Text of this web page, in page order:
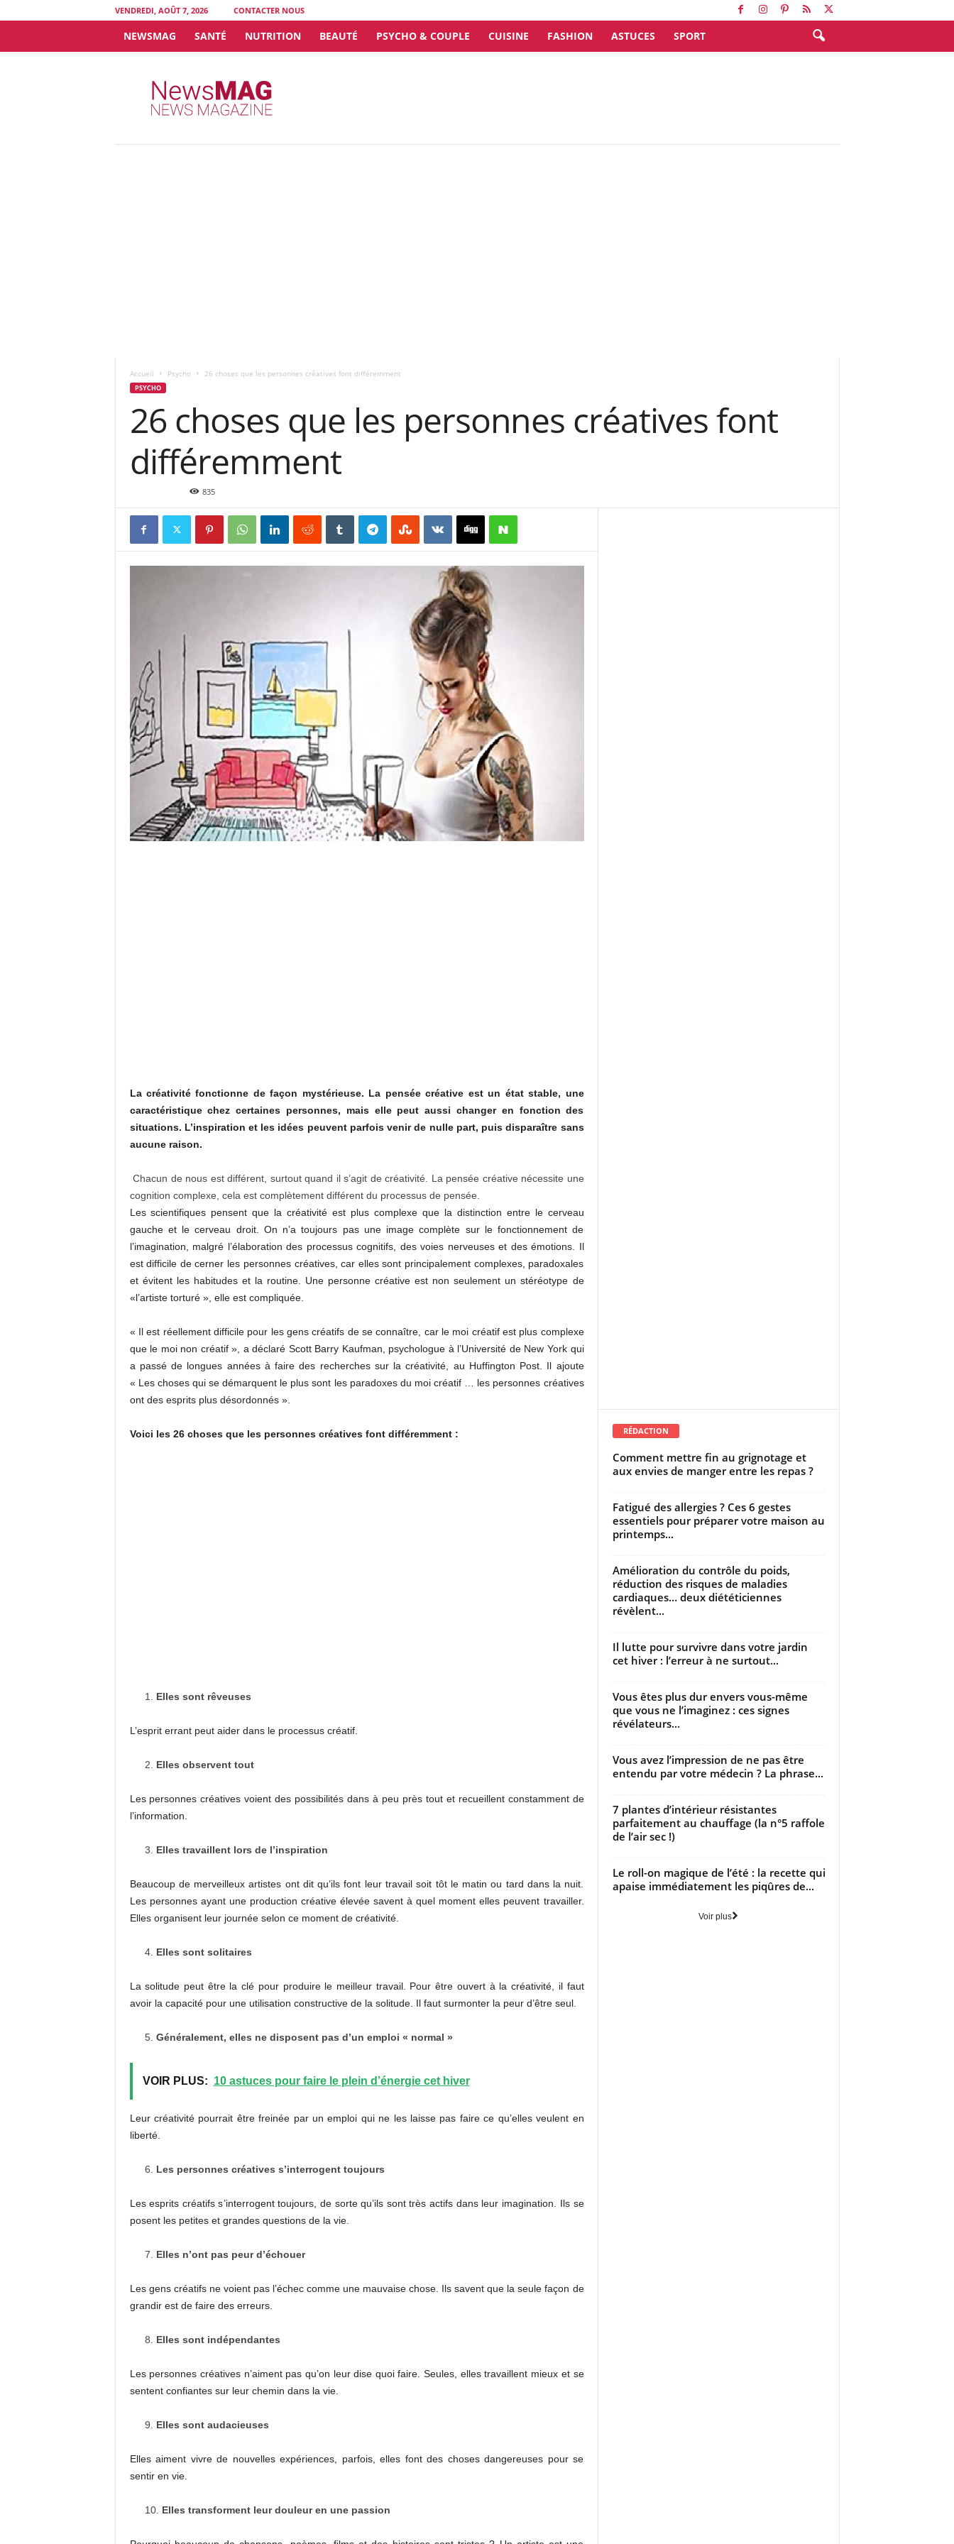
VENDREDI, AOÛT 7, 2026 CONTACTER NOUS
NEWSMAG SANTÉ NUTRITION BEAUTÉ PSYCHO & COUPLE CUISINE FASHION ASTUCES SPORT
Accueil Psycho 26 choses que les personnes créatives font différemment
PSYCHO
26 choses que les personnes créatives font
différemment
835
La créativité fonctionne de façon mystérieuse. La pensée créative est un état stable, une
caractéristique chez certaines personnes, mais elle peut aussi changer en fonction des
situations. L’inspiration et les idées peuvent parfois venir de nulle part, puis disparaître sans
aucune raison.
Chacun de nous est différent, surtout quand il s’agit de créativité. La pensée créative nécessite une
cognition complexe, cela est complètement différent du processus de pensée.
Les scientifiques pensent que la créativité est plus complexe que la distinction entre le cerveau
gauche et le cerveau droit. On n’a toujours pas une image complète sur le fonctionnement de
l’imagination, malgré l’élaboration des processus cognitifs, des voies nerveuses et des émotions. Il
est difficile de cerner les personnes créatives, car elles sont principalement complexes, paradoxales
et évitent les habitudes et la routine. Une personne créative est non seulement un stéréotype de
«l’artiste torturé », elle est compliquée.
« Il est réellement difficile pour les gens créatifs de se connaître, car le moi créatif est plus complexe
que le moi non créatif », a déclaré Scott Barry Kaufman, psychologue à l’Université de New York qui
a passé de longues années à faire des recherches sur la créativité, au Huffington Post. Il ajoute
« Les choses qui se démarquent le plus sont les paradoxes du moi créatif … les personnes créatives
ont des esprits plus désordonnés ».
Voici les 26 choses que les personnes créatives font différemment :
Elles sont rêveuses
L’esprit errant peut aider dans le processus créatif.
Elles observent tout
Les personnes créatives voient des possibilités dans à peu près tout et recueillent constamment de
l’information.
Elles travaillent lors de l’inspiration
Beaucoup de merveilleux artistes ont dit qu’ils font leur travail soit tôt le matin ou tard dans la nuit.
Les personnes ayant une production créative élevée savent à quel moment elles peuvent travailler.
Elles organisent leur journée selon ce moment de créativité.
Elles sont solitaires
La solitude peut être la clé pour produire le meilleur travail. Pour être ouvert à la créativité, il faut
avoir la capacité pour une utilisation constructive de la solitude. Il faut surmonter la peur d’être seul.
Généralement, elles ne disposent pas d’un emploi « normal »
VOIR PLUS: 10 astuces pour faire le plein d’énergie cet hiver
Leur créativité pourrait être freinée par un emploi qui ne les laisse pas faire ce qu’elles veulent en
liberté.
Les personnes créatives s’interrogent toujours
Les esprits créatifs s’interrogent toujours, de sorte qu’ils sont très actifs dans leur imagination. Ils se
posent les petites et grandes questions de la vie.
Elles n’ont pas peur d’échouer
Les gens créatifs ne voient pas l’échec comme une mauvaise chose. Ils savent que la seule façon de
grandir est de faire des erreurs.
Elles sont indépendantes
Les personnes créatives n’aiment pas qu’on leur dise quoi faire. Seules, elles travaillent mieux et se
sentent confiantes sur leur chemin dans la vie.
Elles sont audacieuses
Elles aiment vivre de nouvelles expériences, parfois, elles font des choses dangereuses pour se
sentir en vie.
Elles transforment leur douleur en une passion
RÉDACTION
Comment mettre fin au grignotage et
aux envies de manger entre les repas ?
Fatigué des allergies ? Ces 6 gestes
essentiels pour préparer votre maison au
printemps...
Amélioration du contrôle du poids,
réduction des risques de maladies
cardiaques… deux diététiciennes
révèlent...
Il lutte pour survivre dans votre jardin
cet hiver : l’erreur à ne surtout...
Vous êtes plus dur envers vous-même
que vous ne l’imaginez : ces signes
révélateurs...
Vous avez l’impression de ne pas être
entendu par votre médecin ? La phrase...
7 plantes d’intérieur résistantes
parfaitement au chauffage (la n°5 raffole
de l’air sec !)
Le roll-on magique de l’été : la recette qui
apaise immédiatement les piqûres de...
Voir plus